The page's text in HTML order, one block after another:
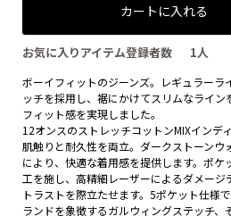
カートに入れる
お気に入りアイテム登録者数 1人
ボーイフィットのジーンズ。レギュラーラ
ッチを採用し、裾にかけてスリムなライ
フィット感を実現しました。
12オンスのストレッチコットンMIXインデ
肌触りと耐久性を両立。ダークストーンウ
により、快適な着用感を提供します。ポケ
工を施し、高精細レーザーによるダメージ
トラストを際立たせます。5ポケット仕様
ランドを象徴するガルウィングステッチ